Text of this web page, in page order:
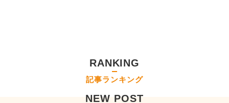
RANKING
記事ランキング
NEW POST